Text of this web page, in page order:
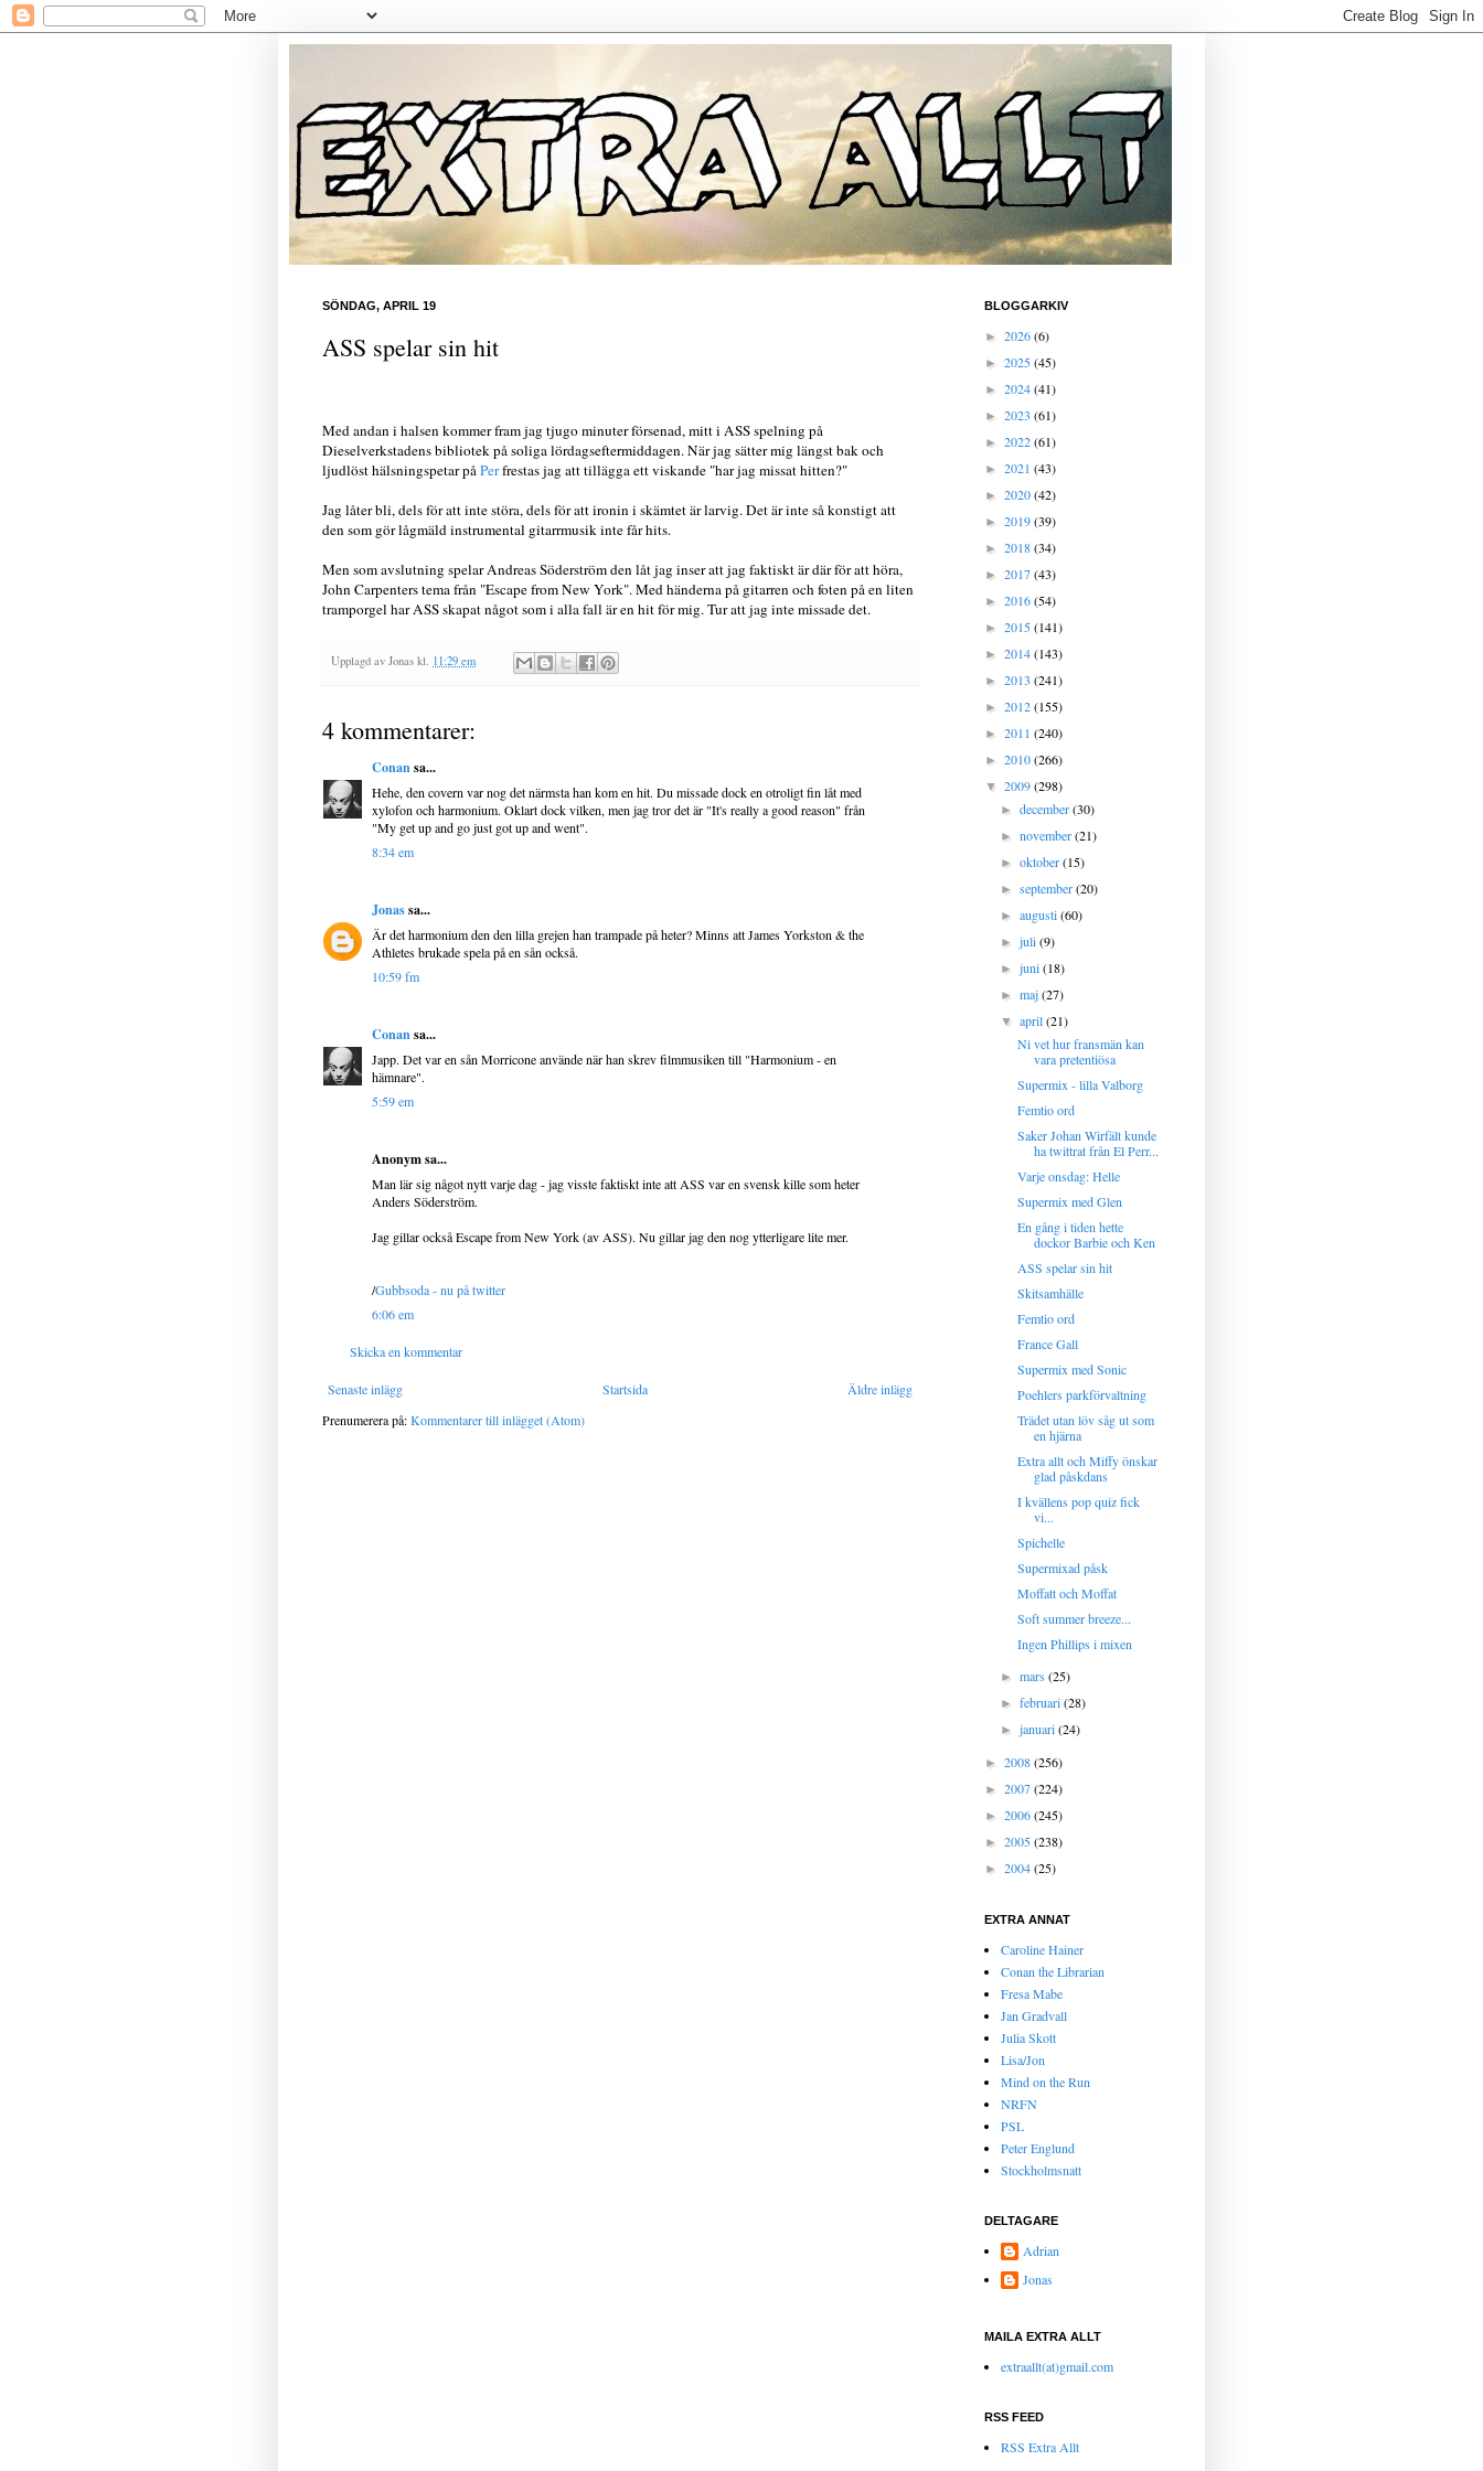
SÖNDAG, APRIL 19
ASS spelar sin hit
Med andan i halsen kommer fram jag tjugo minuter försenad, mitt i ASS spelning på
Dieselverkstadens bibliotek på soliga lördagseftermiddagen. När jag sätter mig längst bak och
ljudlöst hälsningspetar påPerfrestas jag att tillägga ett viskande "har jag missat hitten?"
Jag låter bli, dels för att inte störa, dels för att ironin i skämtet är larvig. Det är inte så konstigt att
den som gör lågmäld instrumental gitarrmusik inte får hits.
Men som avslutning spelar Andreas Söderström den låt jag inser att jag faktiskt är där för att höra,
John Carpenters tema från "Escape from New York". Med händerna på gitarren och foten på en liten
tramporgel har ASS skapat något som i alla fall är en hit för mig. Tur att jag inte missade det.
Upplagd av Jonas kl. 11:29 em
4 kommentarer:
Conansa...
Hehe, den covern var nog det närmsta han kom en hit. Du missade dock en otroligt fin låt med
xylofon och harmonium. Oklart dock vilken, men jag tror det är "It's really a good reason" från
"My get up and go just got up and went".
8:34 em
Jonassa...
Är det harmonium den den lilla grejen han trampade på heter? Minns att James Yorkston & the
Athletes brukade spela på en sån också.
10:59 fm
Conansa...
Japp. Det var en sån Morricone använde när han skrev filmmusiken till "Harmonium - en
hämnare".
5:59 em
Anonym sa...
Man lär sig något nytt varje dag - jag visste faktiskt inte att ASS var en svensk kille som heter
Anders Söderström.
Jag gillar också Escape from New York (av ASS). Nu gillar jag den nog ytterligare lite mer.
/Gubbsoda - nu på twitter
6:06 em
Skicka en kommentar
Senaste inlägg Äldre inlägg
Startsida
Prenumerera på:Kommentarer till inlägget (Atom)
BLOGGARKIV
► 2026(6)
► 2025(45)
► 2024(41)
► 2023 (61)
► 2022(61)
► 2021 (43)
► 2020(42)
► 2019(39)
► 2018(34)
► 2017(43)
► 2016(54)
► 2015(141)
► 2014(143)
► 2013 (241)
► 2012(155)
► 2011 (240)
► 2010(266)
▼ 2009(298)
►december(30)
►november(21)
►oktober(15)
►september(20)
►augusti(60)
►juli(9)
►juni(18)
►maj(27)
▼april(21)
Ni vet hur fransmän kan
vara pretentiösa
Supermix - lilla Valborg
Femtio ord
Saker Johan Wirfält kunde
ha twittrat från El Perr...
Varje onsdag: Helle
Supermix med Glen
En gång i tiden hette
dockor Barbie och Ken
ASS spelar sin hit
Skitsamhälle
Femtio ord
France Gall
Supermix med Sonic
Poehlers parkförvaltning
Trädet utan löv såg ut som
en hjärna
Extra allt och Miffy önskar
glad påskdans
I kvällens pop quiz fick
vi...
Spichelle
Supermixad påsk
Moffatt och Moffat
Soft summer breeze...
Ingen Phillips i mixen
►mars(25)
►februari(28)
►januari(24)
► 2008(256)
► 2007(224)
► 2006(245)
► 2005(238)
► 2004(25)
EXTRA ANNAT
Caroline Hainer
Conan the Librarian
Fresa Mabe
Jan Gradvall
Julia Skott
Lisa/Jon
Mind on the Run
NRFN
PSL
Peter Englund
Stockholmsnatt
DELTAGARE
Adrian
Jonas
MAILA EXTRA ALLT
extraallt(at)gmail.com
RSS FEED
RSS Extra Allt